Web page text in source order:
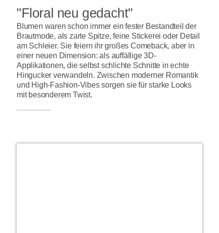
"Floral neu gedacht"
Blumen waren schon immer ein fester Bestandteil der
Brautmode, als zarte Spitze, feine Stickerei oder Detail
am Schleier. Sie feiern ihr großes Comeback, aber in
einer neuen Dimension: als auffällige 3D-
Applikationen, die selbst schlichte Schnitte in echte
Hingucker verwandeln. Zwischen moderner Romantik
und High-Fashion-Vibes sorgen sie für starke Looks
mit besonderem Twist.